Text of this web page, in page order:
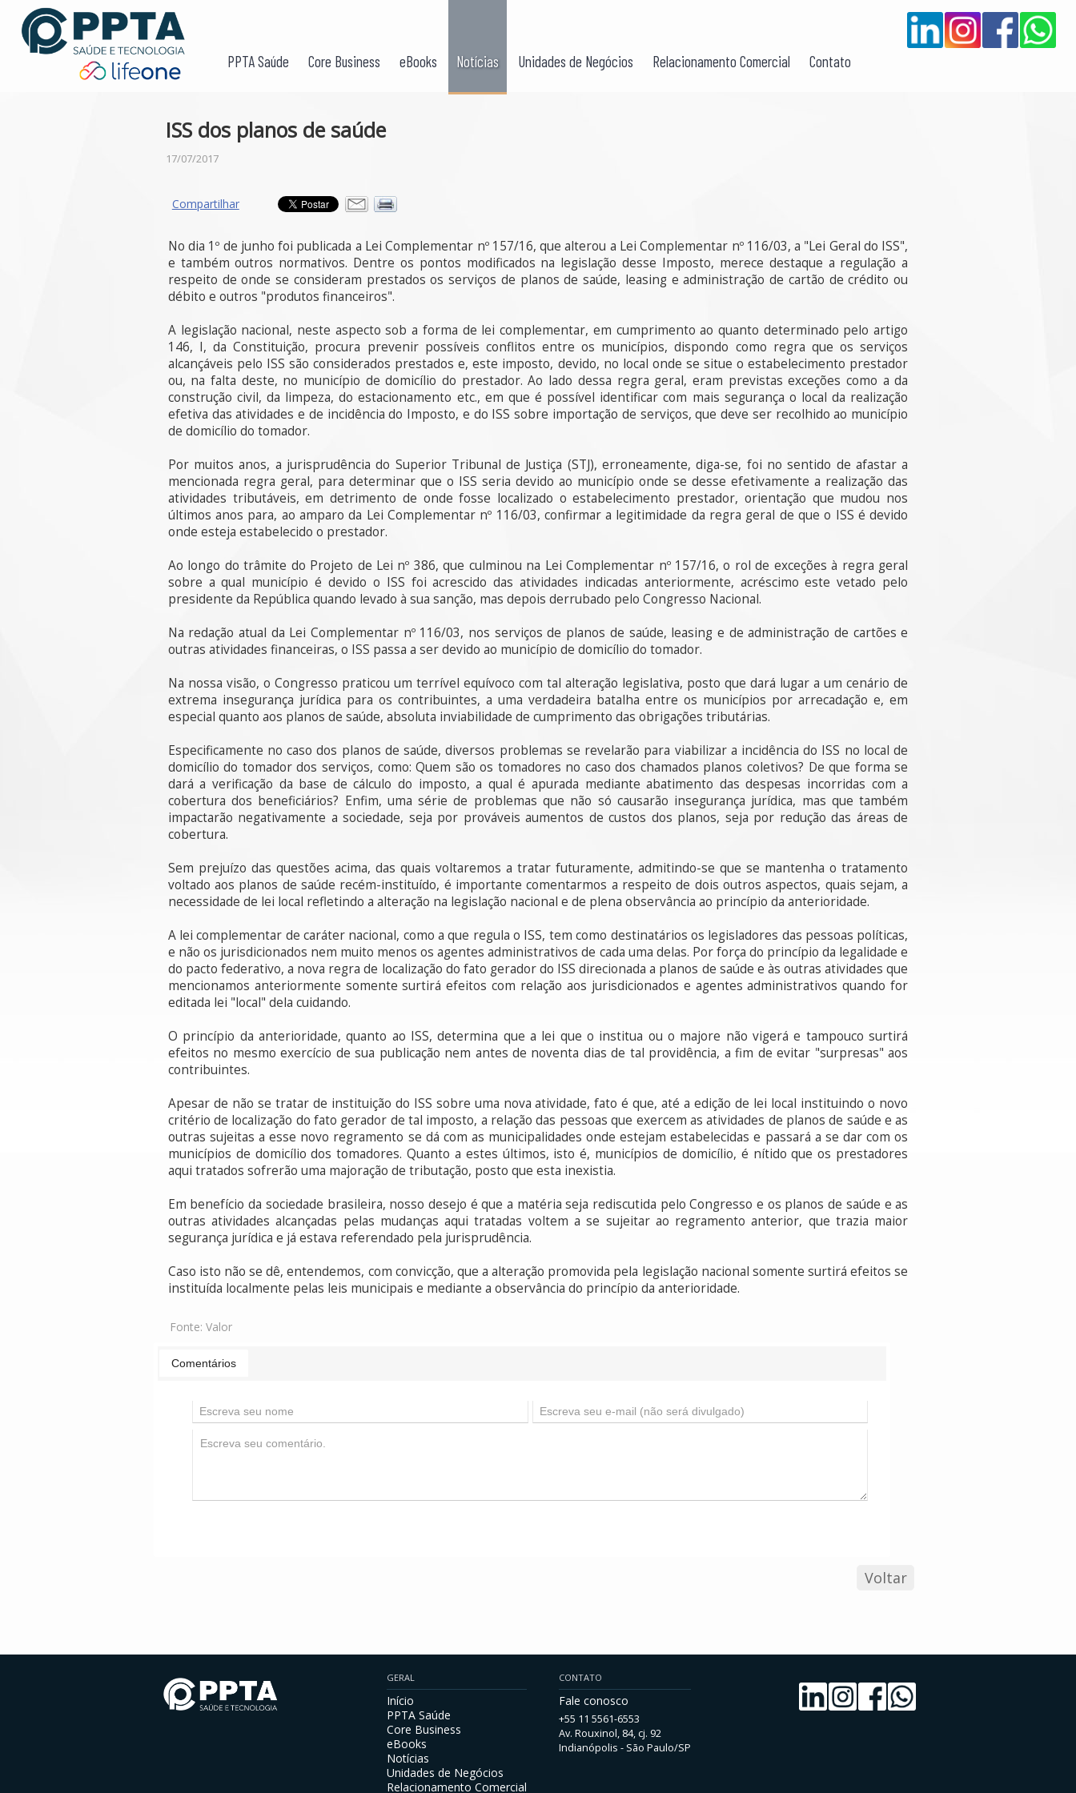
PPTA Saúde Core Business eBooks Notícias Unidades de Negócios Relacionamento Comercial Contato
ISS dos planos de saúde
17/07/2017
Compartilhar
No dia 1º de junho foi publicada a Lei Complementar nº 157/16, que alterou a Lei Complementar nº 116/03, a "Lei Geral do ISS",
e também outros normativos. Dentre os pontos modificados na legislação desse Imposto, merece destaque a regulação a
respeito de onde se consideram prestados os serviços de planos de saúde, leasing e administração de cartão de crédito ou
débito e outros "produtos financeiros".
A legislação nacional, neste aspecto sob a forma de lei complementar, em cumprimento ao quanto determinado pelo artigo
146, I, da Constituição, procura prevenir possíveis conflitos entre os municípios, dispondo como regra que os serviços
alcançáveis pelo ISS são considerados prestados e, este imposto, devido, no local onde se situe o estabelecimento prestador
ou, na falta deste, no município de domicílio do prestador. Ao lado dessa regra geral, eram previstas exceções como a da
construção civil, da limpeza, do estacionamento etc., em que é possível identificar com mais segurança o local da realização
efetiva das atividades e de incidência do Imposto, e do ISS sobre importação de serviços, que deve ser recolhido ao município
de domicílio do tomador.
Por muitos anos, a jurisprudência do Superior Tribunal de Justiça (STJ), erroneamente, diga-se, foi no sentido de afastar a
mencionada regra geral, para determinar que o ISS seria devido ao município onde se desse efetivamente a realização das
atividades tributáveis, em detrimento de onde fosse localizado o estabelecimento prestador, orientação que mudou nos
últimos anos para, ao amparo da Lei Complementar nº 116/03, confirmar a legitimidade da regra geral de que o ISS é devido
onde esteja estabelecido o prestador.
Ao longo do trâmite do Projeto de Lei nº 386, que culminou na Lei Complementar nº 157/16, o rol de exceções à regra geral
sobre a qual município é devido o ISS foi acrescido das atividades indicadas anteriormente, acréscimo este vetado pelo
presidente da República quando levado à sua sanção, mas depois derrubado pelo Congresso Nacional.
Na redação atual da Lei Complementar nº 116/03, nos serviços de planos de saúde, leasing e de administração de cartões e
outras atividades financeiras, o ISS passa a ser devido ao município de domicílio do tomador.
Na nossa visão, o Congresso praticou um terrível equívoco com tal alteração legislativa, posto que dará lugar a um cenário de
extrema insegurança jurídica para os contribuintes, a uma verdadeira batalha entre os municípios por arrecadação e, em
especial quanto aos planos de saúde, absoluta inviabilidade de cumprimento das obrigações tributárias.
Especificamente no caso dos planos de saúde, diversos problemas se revelarão para viabilizar a incidência do ISS no local de
domicílio do tomador dos serviços, como: Quem são os tomadores no caso dos chamados planos coletivos? De que forma se
dará a verificação da base de cálculo do imposto, a qual é apurada mediante abatimento das despesas incorridas com a
cobertura dos beneficiários? Enfim, uma série de problemas que não só causarão insegurança jurídica, mas que também
impactarão negativamente a sociedade, seja por prováveis aumentos de custos dos planos, seja por redução das áreas de
cobertura.
Sem prejuízo das questões acima, das quais voltaremos a tratar futuramente, admitindo-se que se mantenha o tratamento
voltado aos planos de saúde recém-instituído, é importante comentarmos a respeito de dois outros aspectos, quais sejam, a
necessidade de lei local refletindo a alteração na legislação nacional e de plena observância ao princípio da anterioridade.
A lei complementar de caráter nacional, como a que regula o ISS, tem como destinatários os legisladores das pessoas políticas,
e não os jurisdicionados nem muito menos os agentes administrativos de cada uma delas. Por força do princípio da legalidade e
do pacto federativo, a nova regra de localização do fato gerador do ISS direcionada a planos de saúde e às outras atividades que
mencionamos anteriormente somente surtirá efeitos com relação aos jurisdicionados e agentes administrativos quando for
editada lei "local" dela cuidando.
O princípio da anterioridade, quanto ao ISS, determina que a lei que o institua ou o majore não vigerá e tampouco surtirá
efeitos no mesmo exercício de sua publicação nem antes de noventa dias de tal providência, a fim de evitar "surpresas" aos
contribuintes.
Apesar de não se tratar de instituição do ISS sobre uma nova atividade, fato é que, até a edição de lei local instituindo o novo
critério de localização do fato gerador de tal imposto, a relação das pessoas que exercem as atividades de planos de saúde e as
outras sujeitas a esse novo regramento se dá com as municipalidades onde estejam estabelecidas e passará a se dar com os
municípios de domicílio dos tomadores. Quanto a estes últimos, isto é, municípios de domicílio, é nítido que os prestadores
aqui tratados sofrerão uma majoração de tributação, posto que esta inexistia.
Em benefício da sociedade brasileira, nosso desejo é que a matéria seja rediscutida pelo Congresso e os planos de saúde e as
outras atividades alcançadas pelas mudanças aqui tratadas voltem a se sujeitar ao regramento anterior, que trazia maior
segurança jurídica e já estava referendado pela jurisprudência.
Caso isto não se dê, entendemos, com convicção, que a alteração promovida pela legislação nacional somente surtirá efeitos se
instituída localmente pelas leis municipais e mediante a observância do princípio da anterioridade.
Fonte: Valor
Comentários
Voltar
GERAL
Início
PPTA Saúde
Core Business
eBooks
Notícias
Unidades de Negócios
Relacionamento Comercial
CONTATO
Fale conosco
+55 11 5561-6553
Av. Rouxinol, 84, cj. 92
Indianópolis - São Paulo/SP